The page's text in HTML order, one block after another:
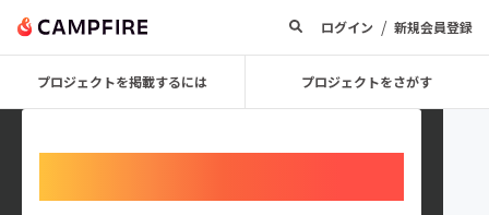
ログイン / 新規会員登録
プロジェクトを掲載するには プロジェクトをさがす